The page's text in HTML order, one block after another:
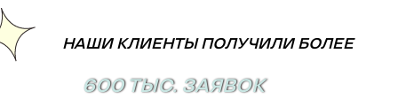
НАШИ КЛИЕНТЫ ПОЛУЧИЛИ БОЛЕЕ
600 ТЫС. ЗАЯВОК